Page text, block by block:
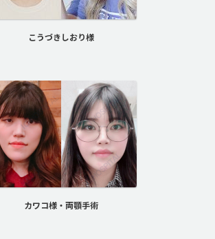
こうづきしおり様
カワコ様・両顎手術